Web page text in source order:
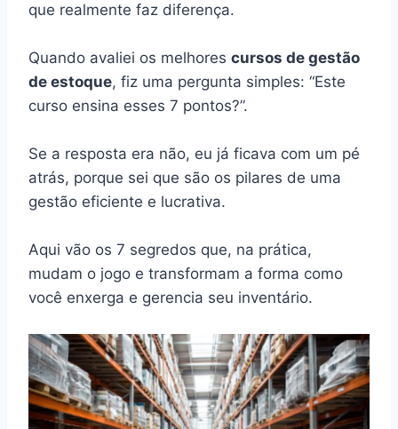
que realmente faz diferença.
Quando avaliei os melhores cursos de gestão
de estoque, fiz uma pergunta simples: “Este
curso ensina esses 7 pontos?”.
Se a resposta era não, eu já ficava com um pé
atrás, porque sei que são os pilares de uma
gestão eficiente e lucrativa.
Aqui vão os 7 segredos que, na prática,
mudam o jogo e transformam a forma como
você enxerga e gerencia seu inventário.